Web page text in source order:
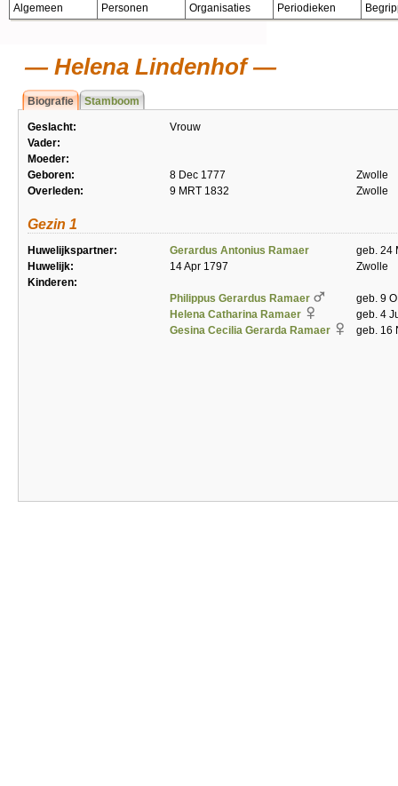
Algemeen Personen Organisaties Periodieken
Helena Lindenhof
Biografie Stamboom
Geslacht:
Vrouw
Vader:
Moeder:
Geboren:
8 Dec 1777
Zwolle
Overleden:
9 MRT 1832 Zwolle
Gezin 1
Huwelijkspartner: Gerardus Antonius Ramaer
geb. 24
Huwelijk:
14 Apr 1797
Zwolle
Kinderen:
Philippus Gerardus Ramaer
geb. 9
Helena Catharina Ramaer
geb. 4
Gesina Cecilia Gerarda Ramaer
geb. 16